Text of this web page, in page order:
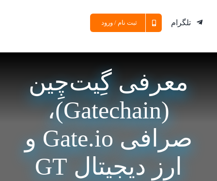
تلگرام ثبت نام / ورود
معرفی گِیت‌چِین
(Gatechain)،
صرافی Gate.io و
ارز دیجیتال GT